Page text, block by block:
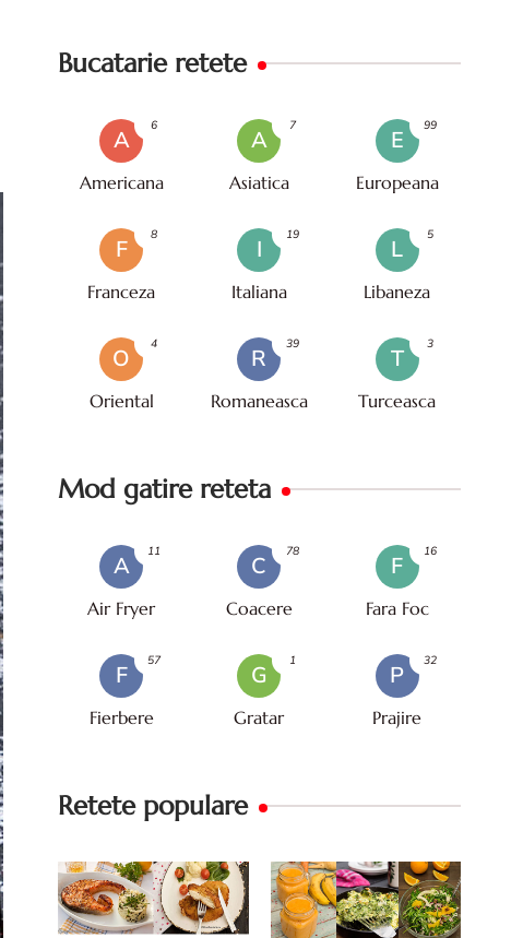
Bucatarie retete
A
Americana
6
A
Asiatica
7
E
Europeana
99
F
Franceza
8
I
Italiana
19
L
Libaneza
5
O
Oriental
4
R
Romaneasca
39
T
Turceasca
3
Mod gatire reteta
A
Air Fryer
11
C
Coacere
78
F
Fara Foc
16
F
Fierbere
57
G
Gratar
1
P
Prajire
32
Retete populare